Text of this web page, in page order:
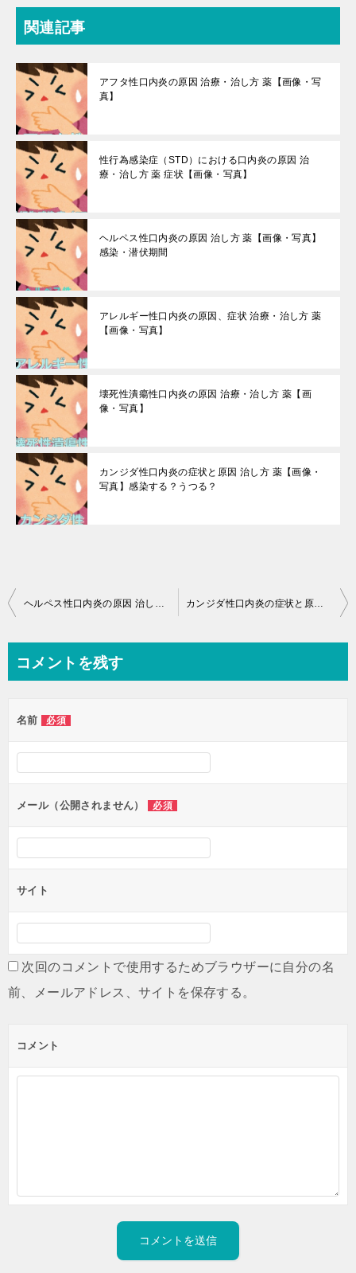
関連記事
アフタ性口内炎の原因 治療・治し方 薬【画像・写
真】
性行為感染症（STD）における口内炎の原因 治
療・治し方 薬 症状【画像・写真】
ヘルペス性口内炎の原因 治し方 薬【画像・写真】
感染・潜伏期間
アレルギー性口内炎の原因、症状 治療・治し方 薬
【画像・写真】
壊死性潰瘍性口内炎の原因 治療・治し方 薬【画
像・写真】
カンジダ性口内炎の症状と原因 治し方 薬【画像・
写真】感染する？うつる？
投
ビ
ー
シ
ン
ヘルペス性口内炎の原因 治し方 薬【画像・写真】感染・潜伏期間 カンジダ性口内炎の症状と原因 治し方 薬【画像・写真】感染する？うつる？
コメントを残す
名前 必須
メール（公開されません） 必須
サイト
次回のコメントで使用するためブラウザーに自分の名
前、メールアドレス、サイトを保存する。
コメント